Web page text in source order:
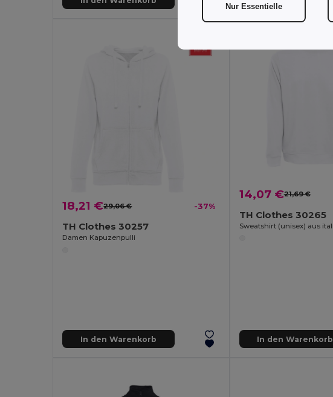
18,21 €29,06 € -37%
TH Clothes 30257
Damen Kapuzenpulli
In den Warenkorb
14,07 €21,69 €
TH Clothes 30265
In den Warenkorb
Nur Essentielle